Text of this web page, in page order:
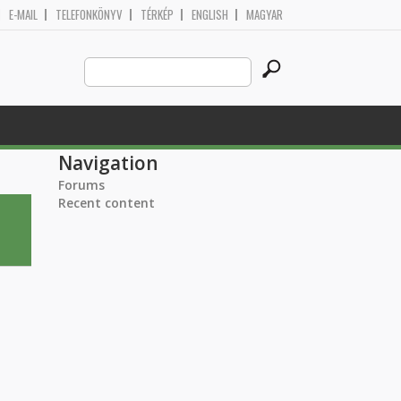
E-MAIL TELEFONKÖNYV TÉRKÉP ENGLISH MAGYAR
Search
this
site
Navigation
Forums
Recent content